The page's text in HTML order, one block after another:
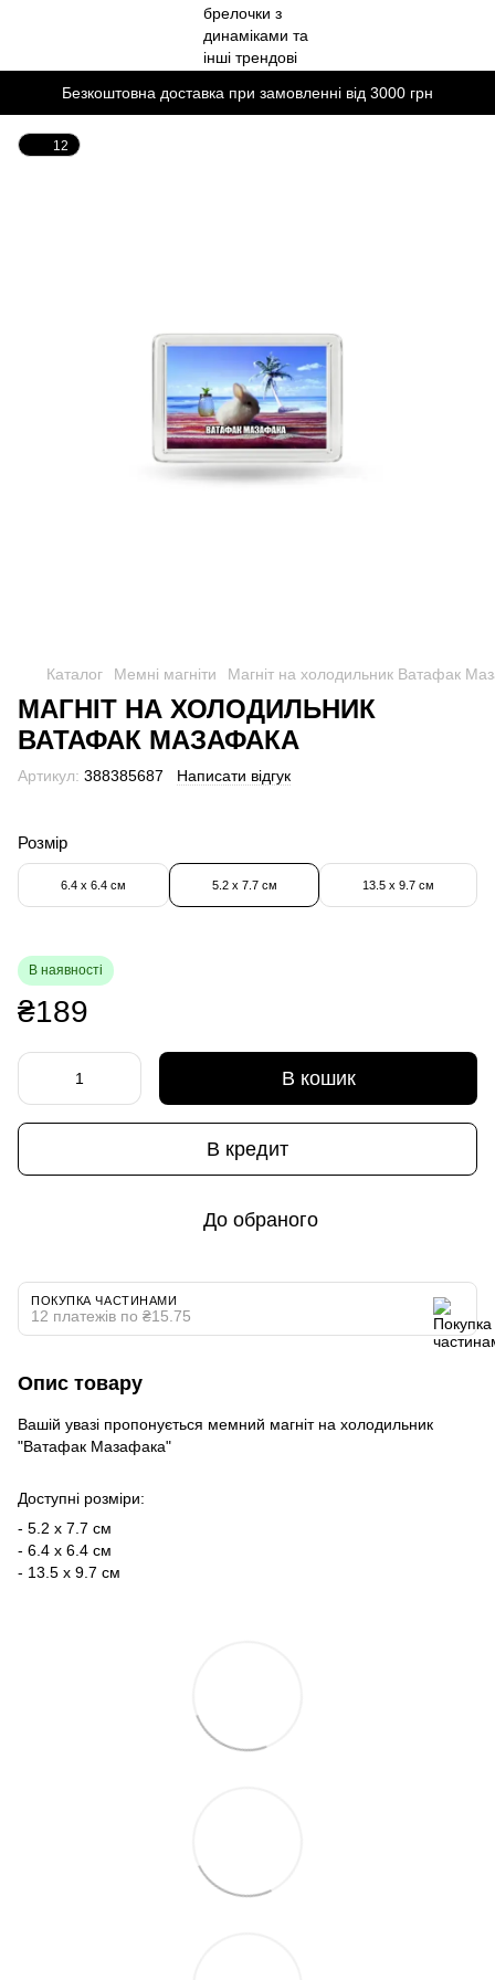
Безкоштовна доставка при замовленні від 3000 грн
12
Каталог Мемні магніти Магніт на холодильник Ватафак
МАГНІТ НА ХОЛОДИЛЬНИК
ВАТАФАК МАЗАФАКА
Артикул: 388385687 Написати відгук
Розмір
6.4 х 6.4 см 5.2 х 7.7 см 13.5 х 9.7 см
В наявності
₴189
В кошик
В кредит
До обраного
ПОКУПКА ЧАСТИНАМИ
12 платежів по ₴15.75
Опис товару
Вашій увазі пропонується мемний магніт на холодильник
"Ватафак Мазафака"
Доступні розміри:
- 5.2 x 7.7 см
- 6.4 x 6.4 см
- 13.5 x 9.7 см